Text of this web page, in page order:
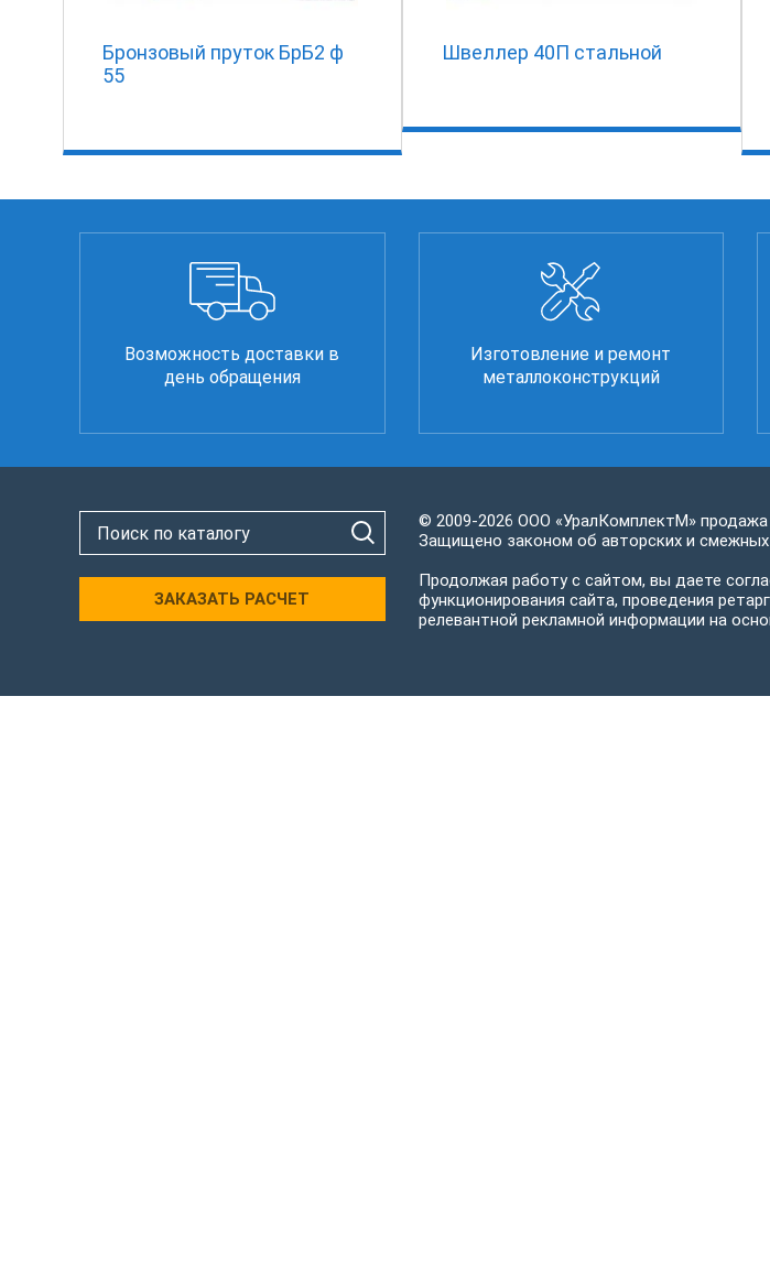
Бронзовый пруток БрБ2 ф
55
Швеллер 40П стальной
Возможность доставки в
день обращения
Изготовление и ремонт
металлоконструкций
ЗАКАЗАТЬ РАСЧЕТ
© 2009-2026 ООО «УралКомплектМ»
Защищено законом об авторских и смежных
Продолжая работу с сайтом, вы даете
функционирования сайта, проведения
релевантной рекламной информации на